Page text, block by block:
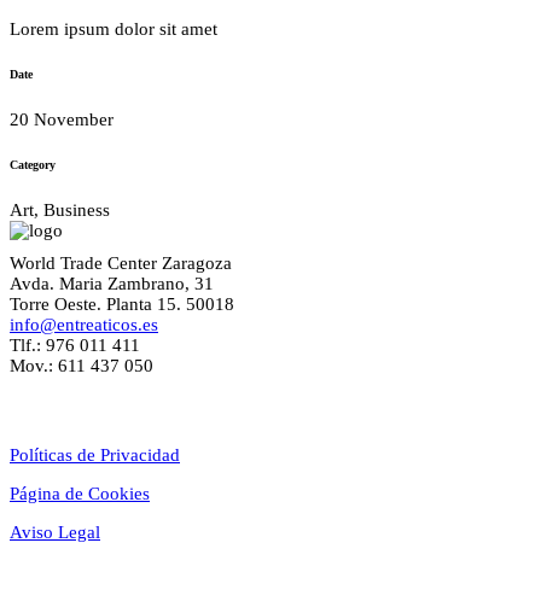
Lorem ipsum dolor sit amet
Date
20 November
Category
Art, Business
World Trade Center Zaragoza
Avda. Maria Zambrano, 31
Torre Oeste. Planta 15. 50018
info@entreaticos.es
Tlf.: 976 011 411
Mov.: 611 437 050
Políticas de Privacidad
Página de Cookies
Aviso Legal